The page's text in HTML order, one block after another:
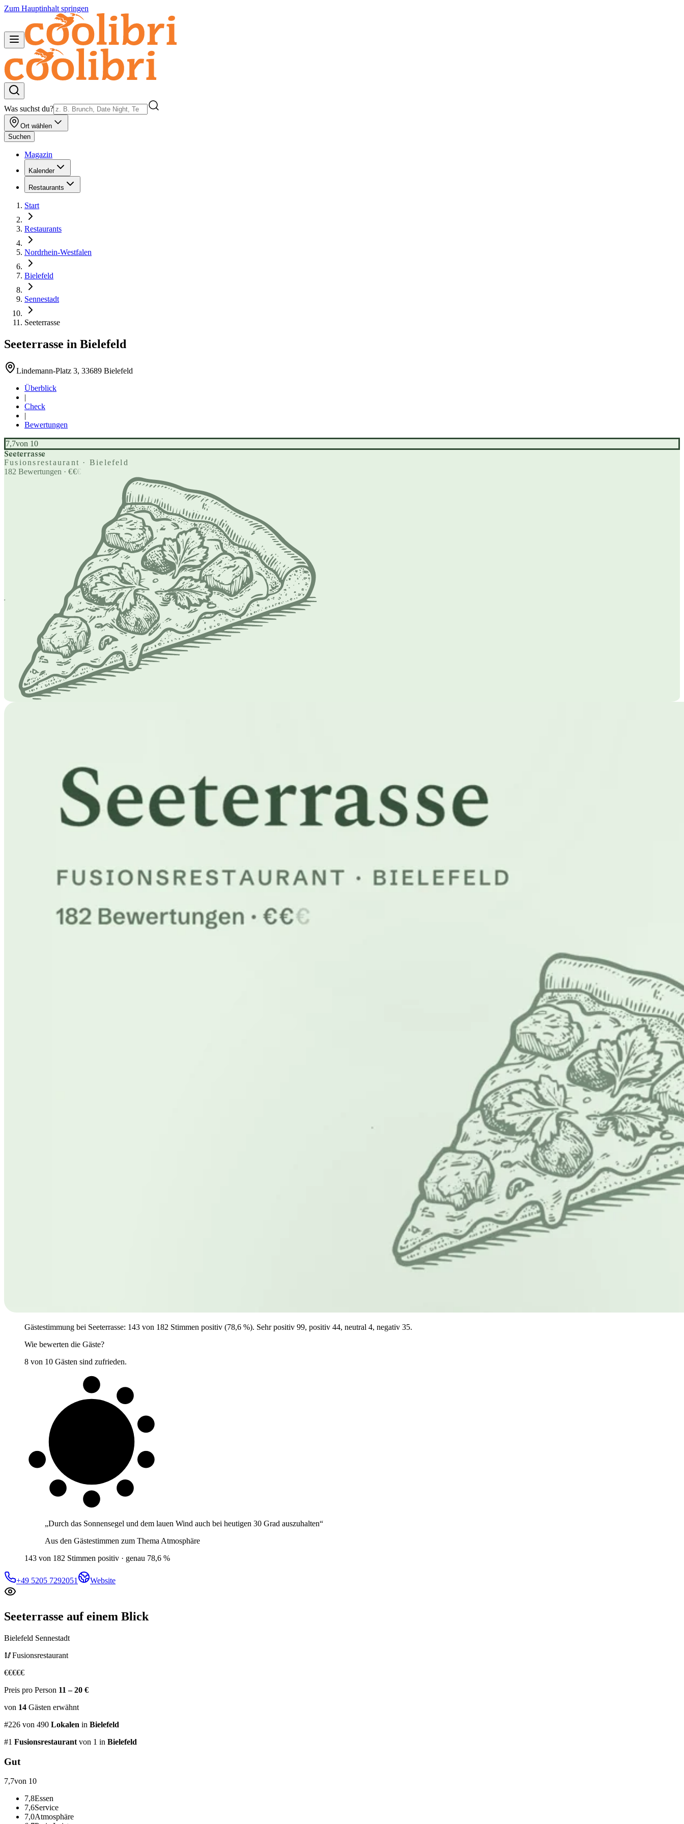
Zum Hauptinhalt springen
Was suchst du?
Ort wählen
Suchen
Magazin
Kalender
Restaurants
Start
Restaurants
Nordrhein-Westfalen
Bielefeld
Sennestadt
Seeterrasse
Seeterrasse in Bielefeld
Lindemann-Platz 3, 33689 Bielefeld
Überblick
|
Check
|
Bewertungen
7,7von 10
Seeterrasse
Fusionsrestaurant · Bielefeld
182 Bewertungen · €€€
Gästestimmung bei Seeterrasse: 143 von 182 Stimmen positiv (78,6 %). Sehr positiv 99, positiv 44, neutral 4, negativ 35.
Wie bewerten die Gäste?
8 von 10 Gästen sind zufrieden.
„Durch das Sonnensegel und dem lauen Wind auch bei heutigen 30 Grad auszuhalten“
Aus den Gästestimmen zum Thema Atmosphäre
143 von 182 Stimmen positiv · genau 78,6 %
+49 5205 7292051 Website
Seeterrasse auf einem Blick
Bielefeld Sennestadt
🥢Fusionsrestaurant
€€€€€
Preis pro Person 11 – 20 €
von 14 Gästen erwähnt
#226 von 490 Lokalen in Bielefeld
#1 Fusionsrestaurant von 1 in Bielefeld
Gut
7,7von 10
7,8Essen
7,6Service
7,0Atmosphäre